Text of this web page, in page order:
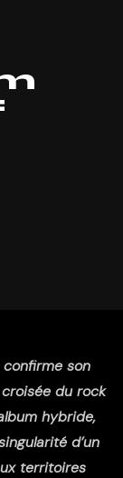
confirme son
du rock
hybride,
d’un
territoires